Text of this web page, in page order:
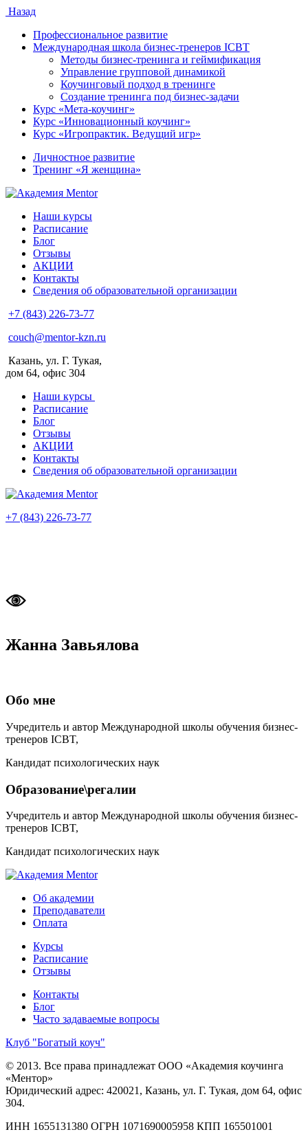
Назад
Профессиональное развитие
Международная школа бизнес-тренеров ICBT
Методы бизнес-тренинга и геймификация
Управление групповой динамикой
Коучинговый подход в тренинге
Создание тренинга под бизнес-задачи
Курс «Мета-коучинг»
Курс «Инновационный коучинг»
Курс «Игропрактик. Ведущий игр»
Личностное развитие
Тренинг «Я женщина»
Наши курсы
Расписание
Блог
Отзывы
АКЦИИ
Контакты
Сведения об образовательной организации
+7 (843) 226-73-77
couch@mentor-kzn.ru
Казань, ул. Г. Тукая,
дом 64, офис 304
Наши курсы
Расписание
Блог
Отзывы
АКЦИИ
Контакты
Сведения об образовательной организации
+7 (843) 226-73-77
Жанна Завьялова
Обо мне
Учредитель и автор Международной школы обучения бизнес-
тренеров ICBT,
Кандидат психологических наук
Образование\регалии
Учредитель и автор Международной школы обучения бизнес-
тренеров ICBT,
Кандидат психологических наук
Об академии
Преподаватели
Оплата
Курсы
Расписание
Отзывы
Контакты
Блог
Часто задаваемые вопросы
Клуб "Богатый коуч"
© 2013. Все права принадлежат ООО «Академия коучинга
«Ментор»
Юридический адрес: 420021, Казань, ул. Г. Тукая, дом 64, офис
304.
ИНН 1655131380 ОГРН 1071690005958 КПП 165501001